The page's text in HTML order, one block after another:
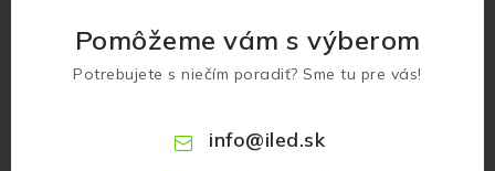
Pomôžeme vám s výberom
Potrebujete s niečím poradiť? Sme tu pre vás!
info@iled.sk